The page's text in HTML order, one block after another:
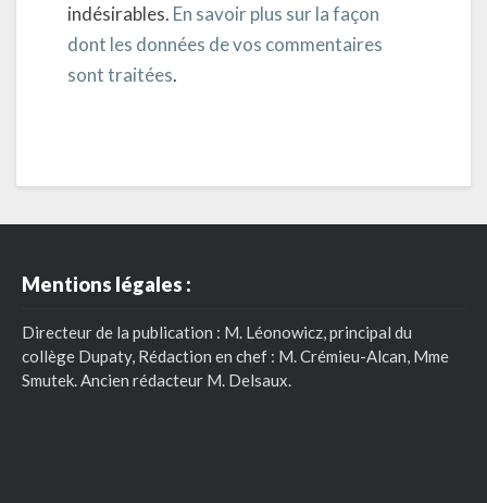
indésirables. En savoir plus sur la façon
dont les données de vos commentaires
sont traitées.
Mentions légales :
Directeur de la publication : M. Léonowicz, principal du
collège Dupaty, Rédaction en chef : M. Crémieu-Alcan, Mme
Smutek. Ancien rédacteur M. Delsaux.